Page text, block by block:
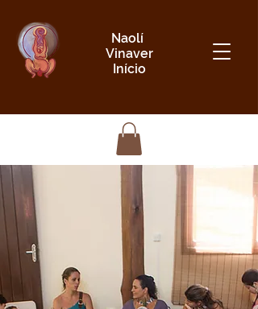
Naolí
Vinaver
Início